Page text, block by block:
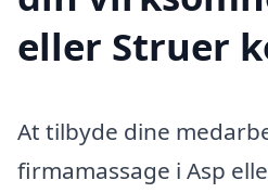
eller Struer
At tilbyde dine
firmamassage i Asp